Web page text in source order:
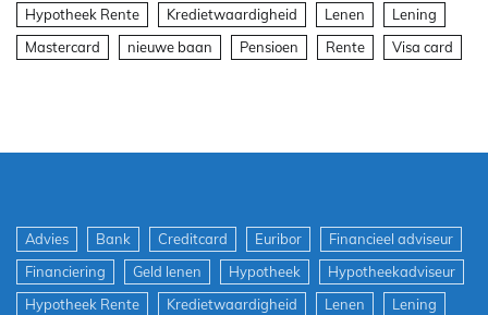
Hypotheek Rente
Kredietwaardigheid Lenen
Lening
Mastercard
nieuwe baan Pensioen Rente Visa card
Advies Bank Creditcard Euribor
Financieel adviseur
Financiering
Geld lenen Hypotheek
Hypotheekadviseur
Hypotheek Rente
Kredietwaardigheid Lenen
Lening